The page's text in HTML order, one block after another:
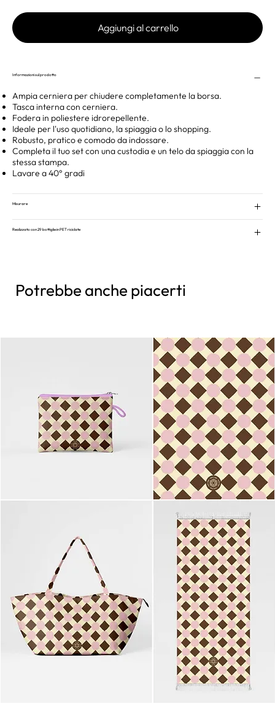
Aggiungi al carrello
Informazioni sul prodotto
Ampia cerniera per chiudere completamente la borsa.
Tasca interna con cerniera.
Fodera in poliestere idrorepellente.
Ideale per l'uso quotidiano, la spiaggia o lo shopping.
Robusto, pratico e comodo da indossare.
Completa il tuo set con una custodia e un telo da spiaggia con la
stessa stampa.
Lavare a 40° gradi
Misurare
Realizzato con 29 bottiglie in PET riciclate
Potrebbe anche piacerti